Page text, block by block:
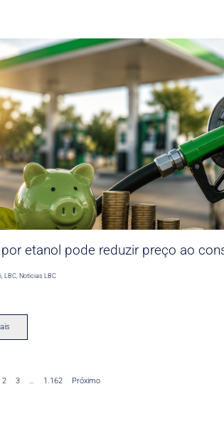
etanol pode reduzir preço ao
,LBC Noticias LBC
2 3 … 1.162 Próximo